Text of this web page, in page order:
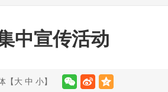
中宣传活动
【大 中 小】
信